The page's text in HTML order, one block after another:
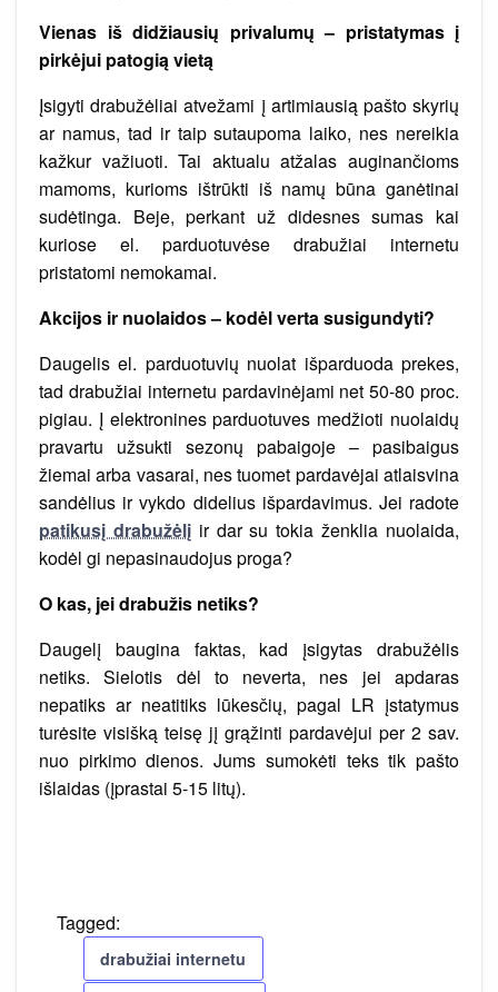
Vienas iš didžiausių privalumų – pristatymas į
pirkėjui patogią vietą
Įsigyti drabužėliai atvežami į artimiausią pašto skyrių
ar namus, tad ir taip sutaupoma laiko, nes nereikia
kažkur važiuoti. Tai aktualu atžalas auginančioms
mamoms, kurioms ištrūkti iš namų būna ganėtinai
sudėtinga. Beje, perkant už didesnes sumas kai
kuriose el. parduotuvėse drabužiai internetu
pristatomi nemokamai.
Akcijos ir nuolaidos – kodėl verta susigundyti?
Daugelis el. parduotuvių nuolat išparduoda prekes,
tad drabužiai internetu pardavinėjami net 50-80 proc.
pigiau. Į elektronines parduotuves medžioti nuolaidų
pravartu užsukti sezonų pabaigoje – pasibaigus
žiemai arba vasarai, nes tuomet pardavėjai atlaisvina
sandėlius ir vykdo didelius išpardavimus. Jei radote
patikusį drabužėlįir dar su tokia ženklia nuolaida,
kodėl gi nepasinaudojus proga?
O kas, jei drabužis netiks?
Daugelį baugina faktas, kad įsigytas drabužėlis
netiks. Sielotis dėl to neverta, nes jei apdaras
nepatiks ar neatitiks lūkesčių, pagal LR įstatymus
turėsite visišką teisę jį grąžinti pardavėjui per 2 sav.
nuo pirkimo dienos. Jums sumokėti teks tik pašto
išlaidas (įprastai 5-15 litų).
Tagged:
drabužiai internetu